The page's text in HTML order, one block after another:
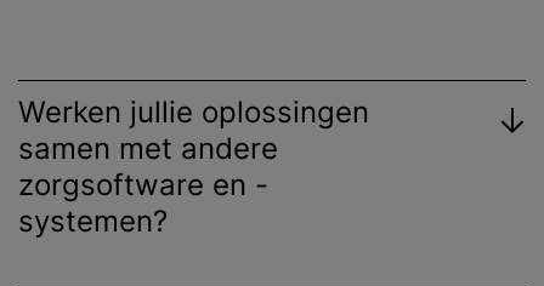
Werken jullie oplossingen
samen met andere
zorgsoftware en -
systemen?